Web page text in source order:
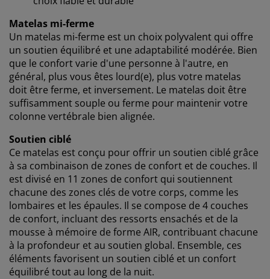
Matelas mi-ferme
Un matelas mi-ferme est un choix polyvalent qui offre
un soutien équilibré et une adaptabilité modérée. Bien
que le confort varie d'une personne à l'autre, en
général, plus vous êtes lourd(e), plus votre matelas
doit être ferme, et inversement. Le matelas doit être
suffisamment souple ou ferme pour maintenir votre
colonne vertébrale bien alignée.
Soutien ciblé
Ce matelas est conçu pour offrir un soutien ciblé grâce
à sa combinaison de zones de confort et de couches. Il
est divisé en 11 zones de confort qui soutiennent
chacune des zones clés de votre corps, comme les
lombaires et les épaules. Il se compose de 4 couches
de confort, incluant des ressorts ensachés et de la
mousse à mémoire de forme AIR, contribuant chacune
à la profondeur et au soutien global. Ensemble, ces
éléments favorisent un soutien ciblé et un confort
équilibré tout au long de la nuit.
cookies collectent des informations vous concernant
afin de garantir le bon fonctionnement du site, de
générer des statistiques et de vous proposer des
publicités pertinentes. Lorsque vous acceptez les
cookies marketing, nous partageons vos données de
navigation avec nos partenaires marketing (par
exemple Google, Meta et TikTok) afin de vous proposer
des publicités personnalisées et statiques. Vous
pouvez en savoir plus sur les finalités de ces cookies
dans la section « Modifier » et choisir de retirer votre
consentement en cliquant sur l'icône des cookies. En
cliquant sur « Accepter tout », vous acceptez les trois
finalités. En savoir plus sur notre collecte et notre
traitement des données personnellesetnotre
politique relative aux cookies.